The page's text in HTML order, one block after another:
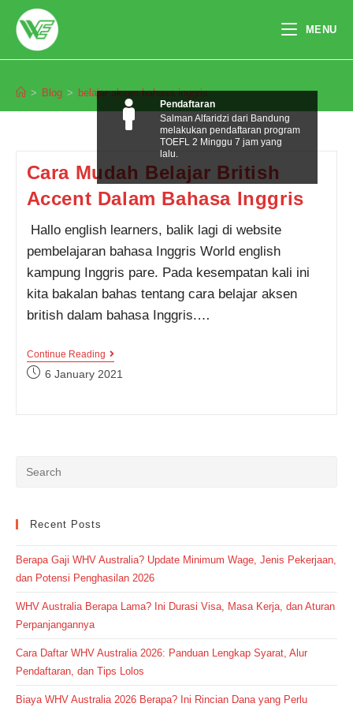
content
MENU
> Blog > belajar aksen bahasa inggris
Cara Mudah Belajar British
Accent Dalam Bahasa Inggris
Hallo english learners, balik lagi di website
pembelajaran bahasa Inggris World english
kampung Inggris pare. Pada kesempatan kali ini
kita bakalan bahas tentang cara belajar aksen
british dalam bahasa Inggris.…
Continue ReadingCara
Belajar
Post6 January 2021
Recent Posts
Berapa Gaji WHV Australia? Update Minimum Wage, Jenis Pekerjaan,
dan Potensi Penghasilan 2026
WHV Australia Berapa Lama? Ini Durasi Visa, Masa Kerja, dan Aturan
Perpanjangannya
Cara Daftar WHV Australia 2026: Panduan Lengkap Syarat, Alur
Pendaftaran, dan Tips Lolos
Biaya WHV Australia 2026 Berapa? Ini Rincian Dana yang Perlu
Pendaftaran
Salman Alfaridzi dari Bandung
melakukan pendaftaran program
TOEFL 2 Minggu 7 jam yang
lalu.